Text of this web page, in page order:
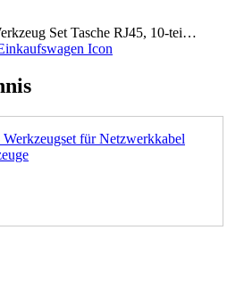
Set Tasche RJ45, 10-tei…
für Netzwerkkabel